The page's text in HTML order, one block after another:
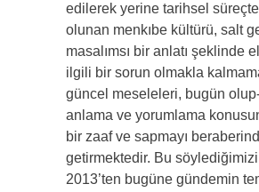
edilerek yerine tarihsel
olunan menkıbe kültürü, salt
masalımsı bir anlatı şeklinde
ilgili bir sorun olmakla
güncel meseleleri, bugün
anlama ve yorumlama
bir zaaf ve sapmayı
getirmektedir. Bu
2013’ten bugüne gündemin